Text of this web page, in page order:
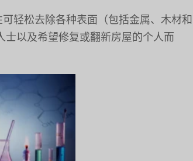
轻松去除各种表面（包括金属、木材和
以及希望修复或翻新房屋的个人而